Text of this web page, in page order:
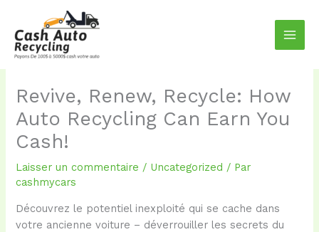
contenu
Revive, Renew, Recycle: How
Auto Recycling Can Earn You
Cash!
Laisser un commentaire / Uncategorized / Par
cashmycars
Découvrez le potentiel inexploité qui se cache dans
votre ancienne voiture – déverrouiller les secrets du